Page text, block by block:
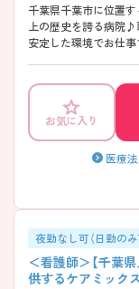
千葉県千葉市に位置
上の歴史を誇る病院♪
安定した環境でお仕
お気に入り
医療
夜勤なし可（日勤のみ
＜看護師＞【千葉
供するケアミック